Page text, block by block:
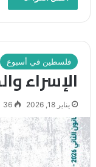
فلسطين في أسبوع
الإسراء
يناير 18, 2026 36